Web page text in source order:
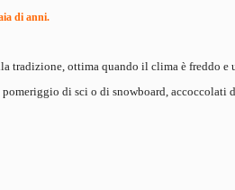
di anni.
tradizione, ottima quando il clima è freddo
di sci o di snowboard,